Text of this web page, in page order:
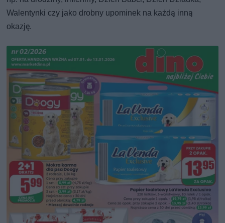
Walentynki czy jako drobny upominek na każdą inną
okazję.